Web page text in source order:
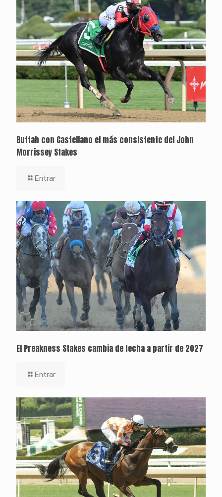
Buttah con Castellano el más consistente del John
Morrissey Stakes
Entrar
El Preakness Stakes cambia de fecha a partir de 2027
Entrar